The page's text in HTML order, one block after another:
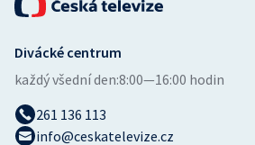
Ostatní
Divácké centrum
každý všední den:8:00—16:00 hodin
261 136 113
info@ceskatelevize.cz